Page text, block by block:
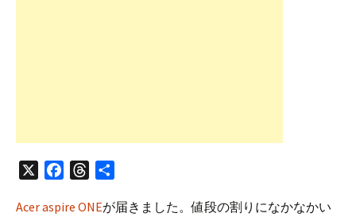
c
r
Acer aspire ONEが届きました。値段の割りになかなかい